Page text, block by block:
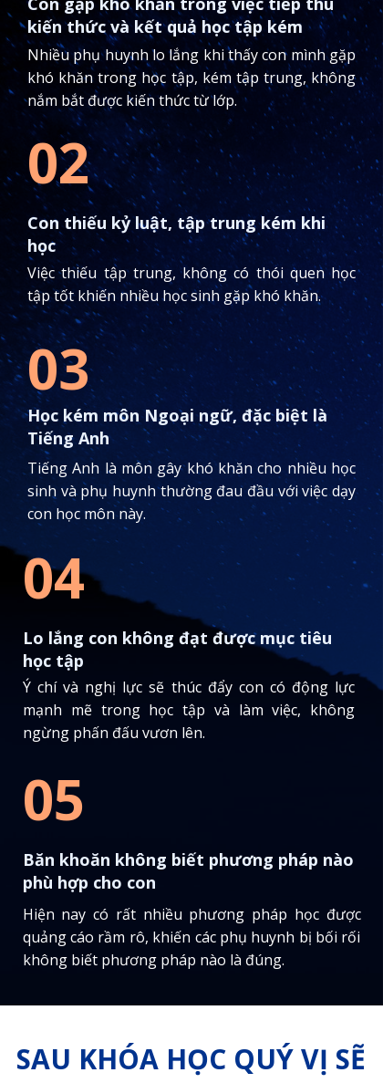
kiến thức và kết quả học tập kém
Nhiều phụ huynh lo lắng khi thấy con mình gặp
khó khăn trong học tập, kém tập trung, không
nắm bắt được kiến thức từ lớp.
02
Con thiếu kỷ luật, tập trung kém khi
học
Việc thiếu tập trung, không có thói quen học
tập tốt khiến nhiều học sinh gặp khó khăn.
03
Học kém môn Ngoại ngữ, đặc biệt là
Tiếng Anh
Tiếng Anh là môn gây khó khăn cho nhiều học
sinh và phụ huynh thường đau đầu với việc dạy
con học môn này.
04
Lo lắng con không đạt được mục tiêu
học tập
Ý chí và nghị lực sẽ thúc đẩy con có động lực
mạnh mẽ trong học tập và làm việc, không
ngừng phấn đấu vươn lên.
05
Băn khoăn không biết phương pháp nào
phù hợp cho con
Hiện nay có rất nhiều phương pháp học được
quảng cáo rầm rô, khiến các phụ huynh bị bối rối
không biết phương pháp nào là đúng.
SAU KHÓA HỌC QUÝ VỊ SẼ